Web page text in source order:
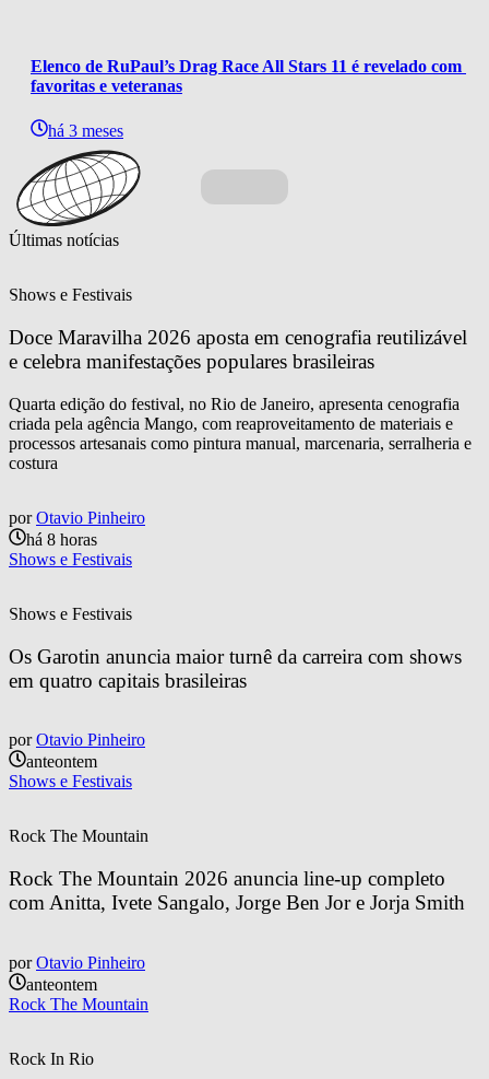
Elenco de RuPaul’s Drag Race All Stars 11 é revelado com
favoritas e veteranas
há 3 meses
Últimas notícias
Shows e Festivais
Doce Maravilha 2026 aposta em cenografia reutilizável
e celebra manifestações populares brasileiras
Quarta edição do festival, no Rio de Janeiro, apresenta cenografia
criada pela agência Mango, com reaproveitamento de materiais e
processos artesanais como pintura manual, marcenaria, serralheria e
costura
por Otavio Pinheiro
há 8 horas
Shows e Festivais
Shows e Festivais
Os Garotin anuncia maior turnê da carreira com shows
em quatro capitais brasileiras
por Otavio Pinheiro
anteontem
Shows e Festivais
Rock The Mountain
Rock The Mountain 2026 anuncia line-up completo
com Anitta, Ivete Sangalo, Jorge Ben Jor e Jorja Smith
por Otavio Pinheiro
anteontem
Rock The Mountain
Rock In Rio